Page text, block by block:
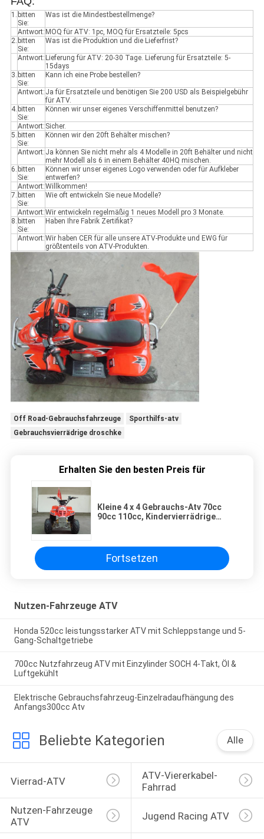
1. bitten
Sie:
Was ist die Mindestbestellmenge?
Antwort: MOQ für ATV: 1pc, MOQ für Ersatzteile: 5pcs
2. bitten
Sie:
Was ist die Produktion und die Lieferfrist?
Antwort: Lieferung für ATV: 20-30 Tage. Lieferung für Ersatzteile: 5-
15days
3. bitten
Sie:
Kann ich eine Probe bestellen?
Antwort: Ja für Ersatzteile und benötigen Sie 200 USD als Beispielgebühr
für ATV.
4. bitten
Sie:
Können wir unser eigenes Verschiffenmittel benutzen?
Antwort: Sicher.
5. bitten
Sie:
Können wir den 20ft Behälter mischen?
Antwort: Ja können Sie nicht mehr als 4 Modelle in 20ft Behälter und nicht
mehr Modell als 6 in einem Behälter 40HQ mischen.
6. bitten
Sie:
Können wir unser eigenes Logo verwenden oder für Aufkleber
entwerfen?
Antwort:Willkommen!
7. bitten
Sie:
Wie oft entwickeln Sie neue Modelle?
Antwort:Wir entwickeln regelmäßig 1 neues Modell pro 3 Monate.
8. bitten
Sie:
Haben Ihre Fabrik Zertifikat?
Antwort:Wir haben CER für alle unsere ATV-Produkte und EWG für
größtenteils von ATV-Produkten.
Off Road-Gebrauchsfahrzeuge
Sporthilfs-atv
Gebrauchsvierrädrige droschke
Erhalten Sie den besten Preis für
Kleine 4 x 4 Gebrauchs-Atv 70cc
90cc 110cc, Kindervierrädrige
Fortsetzen
Nutzen-Fahrzeuge ATV
Honda 520cc leistungsstarker ATV mit Schleppstange und 5-
Gang-Schaltgetriebe
700cc Nutzfahrzeug ATV mit Einzylinder SOCH 4-Takt, Öl &
Luftgekühlt
Elektrische Gebrauchsfahrzeug-Einzelradaufhängung des
Anfangs300cc Atv
Beliebte Kategorien Alle
Vierrad-ATV
ATV-Viererkabel-
Fahrrad
Nutzen-Fahrzeuge
ATV
Jugend Racing ATV